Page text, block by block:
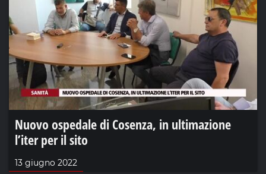
Nuovo ospedale di Cosenza, in ultimazione
l’iter per il sito
13 giugno 2022